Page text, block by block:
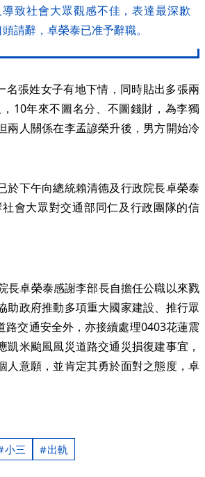
致社會大眾觀感不佳，表達最深歉
請辭，卓榮泰已准予辭職。
名張姓女子有地下情，同時貼出多張兩
10年來不圖名分、不圖錢財，為李獨
兩人關係在李孟諺榮升後，男方開始冷
於下午向總統賴清德及行政院長卓榮泰
會大眾對交通部同仁及行政團隊的信
長卓榮泰感謝李部長自擔任公職以來戮
助政府推動多項重大國家建設、推行眾
交通安全外，亦接續處理0403花蓮震
米颱風風災道路交通災損復建事宜，
人意願，並肯定其勇於面對之態度，卓
小三 出軌